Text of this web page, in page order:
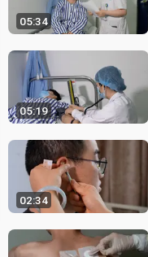
05:34
05:19
02:34